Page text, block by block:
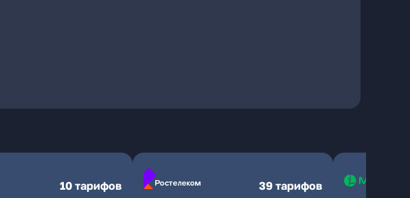
10 тарифов 39 тарифов